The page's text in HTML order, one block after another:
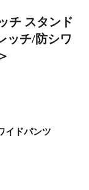
チ スタンド
ッチ/防シワ
イドパンツ